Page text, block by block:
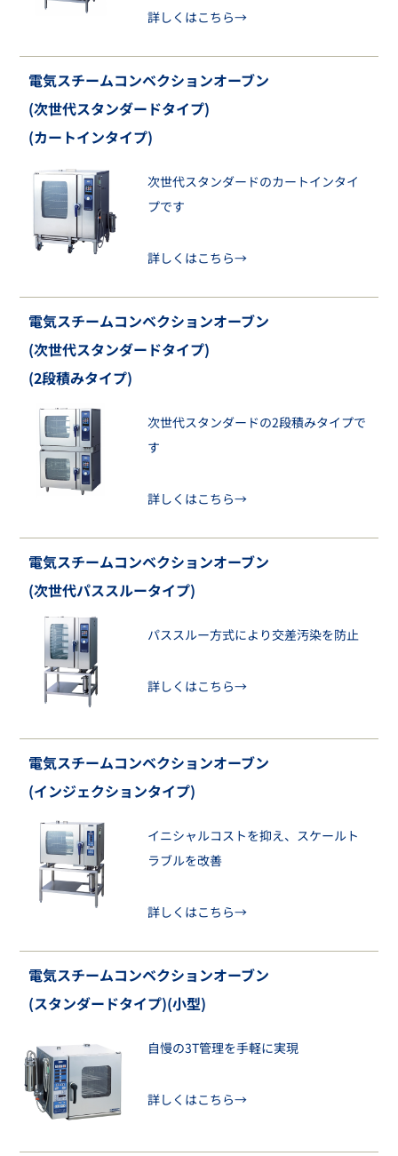
詳しくはこちら→
電気スチームコンベクションオーブン
(次世代スタンダードタイプ)
(カートインタイプ)
次世代スタンダードのカートインタイ
プです
詳しくはこちら→
電気スチームコンベクションオーブン
(次世代スタンダードタイプ)
(2段積みタイプ)
次世代スタンダードの2段積みタイプで
す
詳しくはこちら→
電気スチームコンベクションオーブン
(次世代パススルータイプ)
パススルー方式により交差汚染を防止
詳しくはこちら→
電気スチームコンベクションオーブン
(インジェクションタイプ)
イニシャルコストを抑え、スケールト
ラブルを改善
詳しくはこちら→
電気スチームコンベクションオーブン
(スタンダードタイプ)(小型)
自慢の3T管理を手軽に実現
詳しくはこちら→